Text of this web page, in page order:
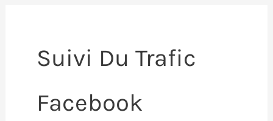
Suivi Du Trafic
Facebook